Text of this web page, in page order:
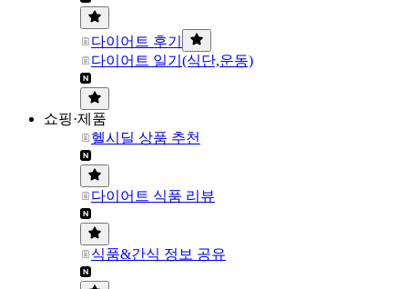
다이어트 후기
다이어트 일기(식단,운동)
쇼핑·제품
헬시딜 상품 추천
다이어트 식품 리뷰
식품&간식 정보 공유